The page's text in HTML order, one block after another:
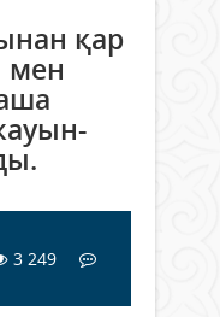
қар
мен
3 249